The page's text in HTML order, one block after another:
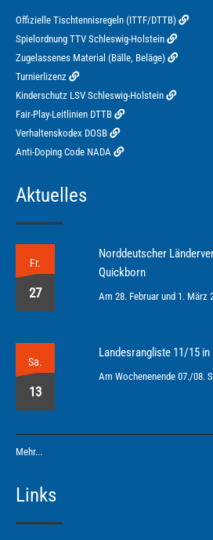
Offizielle Tischtennisregeln (ITTF/DTTB)
Spielordnung TTV Schleswig-Holstein
Zugelassenes Material (Bälle, Beläge)
Turnierlizenz
Kinderschutz LSV Schleswig-Holstein
Fair-Play-Leitlinien DTTB
Verhaltenskodex DOSB
Anti-Doping Code NADA
Aktuelles
Fr.
27
Norddeutscher
Quickborn
Am 28. Februar und 1. März
Sa.
13
Landesrangliste 11/15 in
Am Wochenenende 07./08.
Mehr...
Links